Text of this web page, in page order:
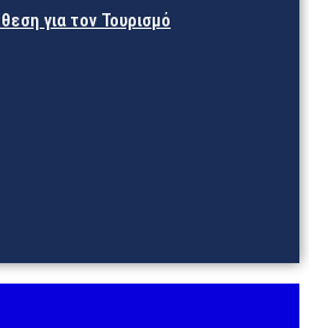
για τον Τουρισμό